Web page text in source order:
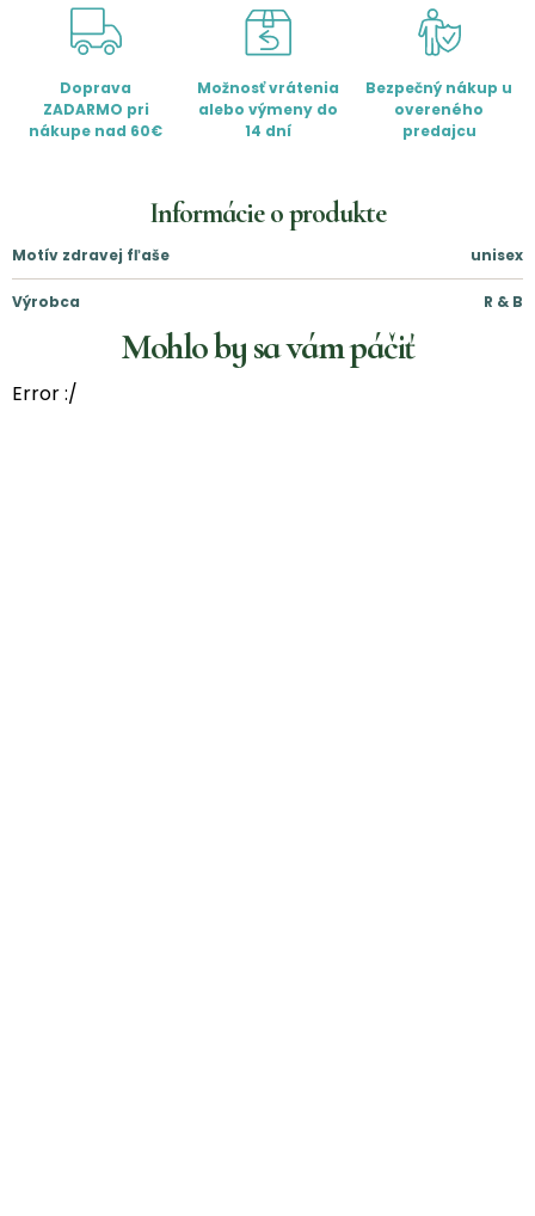
Doprava
ZADARMO pri
nákupe nad 60€
Možnosť vrátenia
alebo výmeny do
14 dní
Bezpečný nákup u
overeného
predajcu
Informácie o produkte
Motív zdravej fľaše unisex
Výrobca R & B
Mohlo by sa vám páčiť
Error :/